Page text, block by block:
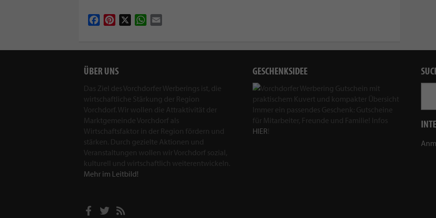
FacebookPinterest WhatsApp
ÜBER UNS
Das Ziel des Vorchdorfer Werberings ist, die
wirtschaftliche Stärkung der Region
Vorchdorf. Wir wollen die Attraktivität der
Marktgemeinde Vorchdorf als
Wirtschaftsfaktor in der Region fördern und
stärken. Durch gezielte Aktionen und
Veranstaltungen wollen wir Vorchdorf sozial,
kulturell und wirtschaftlich weiterentwickeln.
Mehr im Leitbild!
GESCHENKSIDEE
Immer ein passendes Geschenk: Gutscheine
für Mitarbeiter, Freunde und Familie! Infos
HIER!